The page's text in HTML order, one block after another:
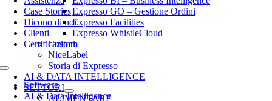
Expresso GO – Gestione Ordini
Expresso Facilities
Expresso WhistleCloud
Custom
NiceLabel
Storia di Expresso
AI & DATA INTELLIGENCE
SETTORI
ALIMENTARE
Case Stories
Dicono di noi
Clienti
Certificazioni
Toggle
NavigationSoftware
AI & Data Intelligence